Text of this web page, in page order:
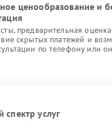
ценообразование и
предварительная
скрытых платежей и
по телефону или
услуг